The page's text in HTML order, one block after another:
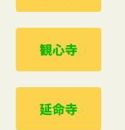
観心寺
延命寺